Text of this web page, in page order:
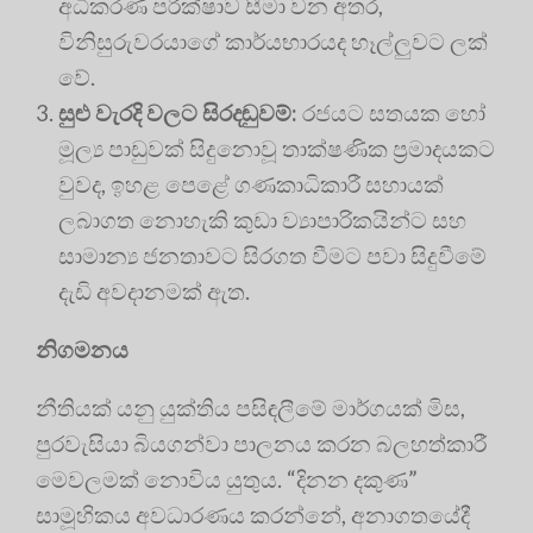
අධිකරණ පරීක්ෂාව සීමා වන අතර,
විනිසුරුවරයාගේ කාර්යභාරයද හෑල්ලුවට ලක්
වේ.
සුළු වැරදි වලට සිරදඬුවම්: රජයට සතයක හෝ
මූල්‍ය පාඩුවක් සිදුනොවූ තාක්ෂණික ප්‍රමාදයකට
වුවද, ඉහළ පෙළේ ගණකාධිකාරී සහායක්
ලබාගත නොහැකි කුඩා ව්‍යාපාරිකයින්ට සහ
සාමාන්‍ය ජනතාවට සිරගත වීමට පවා සිදුවීමේ
දැඩි අවදානමක් ඇත.
නිගමනය
නීතියක් යනු යුක්තිය පසිඳලීමේ මාර්ගයක් මිස,
පුරවැසියා බියගන්වා පාලනය කරන බලහත්කාරී
මෙවලමක් නොවිය යුතුය. “දිනන දකුණ”
සාමූහිකය අවධාරණය කරන්නේ, අනාගතයේදී